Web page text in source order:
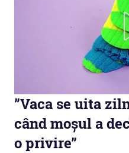
”Vaca se uita
când moșul a
o privire”